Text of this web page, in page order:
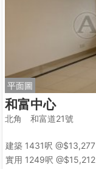
平面圖
和富中心
北角 和富道21號
建築 1431呎 @$13,277
實用 1249呎 @$15,212